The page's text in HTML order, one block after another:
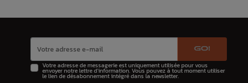
GO!
Votre adresse de messagerie est uniquement utilisée pour vous
envoyer notre lettre d'information. Vous pouvez à tout moment utiliser
le lien de désabonnement intégré dans la newsletter.